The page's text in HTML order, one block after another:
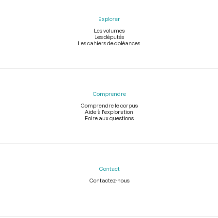
Explorer
Les volumes
Les députés
Les cahiers de doléances
Comprendre
Comprendre le corpus
Aide à l'exploration
Foire aux questions
Contact
Contactez-nous
Légal